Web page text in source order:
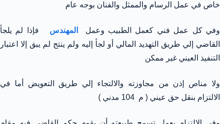
خاص في عمل الرسام والممثل والفنان بوجه عام
وفي كل عمل فني كعمل الطبيب وعمل المهندس
فإذا لم يلجأ
القاضي إلي طريق التهديد المالي أو لجأ إليه ولم ينتج لم يبق إلا اعتبار
التنفيذ العيني غير ممكن
ولا مناص إذن من مجاوزته والالتجاء إلي طريق التعويض أما في
الالتزام بنقل حق عيني ( م 104 مدني )